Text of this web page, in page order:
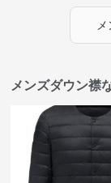
メンズダウン襟